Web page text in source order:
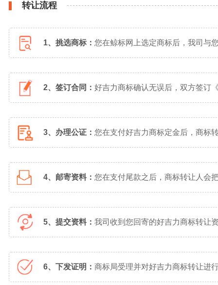
转让流程
1、挑选商标： 您在鲸标网上选定商标后，我司与
2、签订合同： 好吉力商标确认无误后，双方签订
3、办理公证： 您在支付好吉力商标定金后，商标
4、邮寄资料： 您在支付尾款之后，商标转让人会
5、提交资料： 我司收到您回寄的好吉力商标转让
6、下发证明： 商标局受理并对好吉力商标转让进